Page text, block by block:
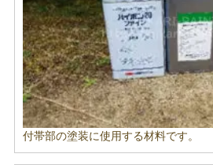
付帯部の塗装に使用する材料です。